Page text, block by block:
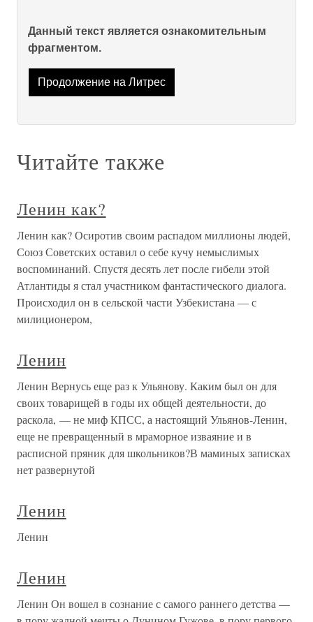
Данный текст является ознакомительным
фрагментом.
Продолжение на Литрес
Читайте также
Ленин как?
Ленин как? Осиротив своим распадом миллионы людей,
Союз Советских оставил о себе кучу немыслимых
воспоминаний. Спустя десять лет после гибели этой
Атлантиды я стал участником фантастического диалога.
Происходил он в сельской части Узбекистана — с
милиционером,
Ленин
Ленин Вернусь еще раз к Ульянову. Каким был он для
своих товарищей в годы их общей деятельности, до
раскола, — не миф КПСС, а настоящий Ульянов-Ленин,
еще не превращенный в мраморное изваяние и в
расписной пряник для школьников?В маминых записках
нет развернутой
Ленин
Ленин
Ленин
Ленин Он вошел в сознание с самого раннего детства —